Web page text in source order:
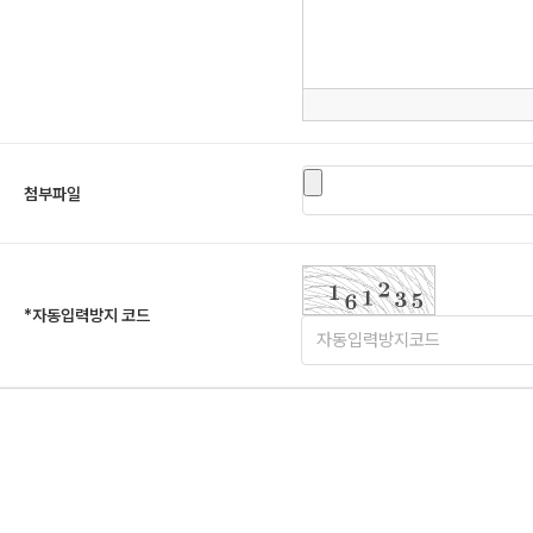
첨부파일
*자동입력방지 코드